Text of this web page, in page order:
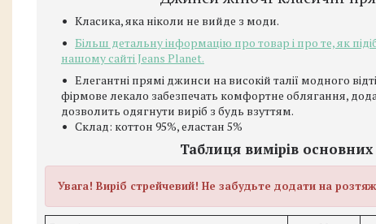
Класика, яка ніколи не вийде з моди.
Більш детальну інформацію про товар і про те, як
нашому сайті Jeans Planet.
Елегантні прямі джинси на високій талії модного
фірмове лекало забезпечать комфортне облягання,
дозволить одягнути виріб з будь взуттям.
Склад: коттон 95%, еластан 5%
Таблиця вимірів
Увага! Виріб стрейчевий! Не забудьте додати на